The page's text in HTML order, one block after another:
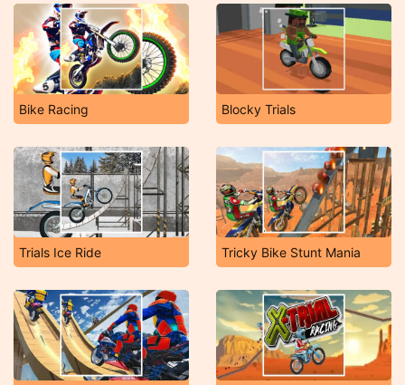
Bike Racing Blocky Trials
Trials Ice Ride Tricky Bike Stunt Mania